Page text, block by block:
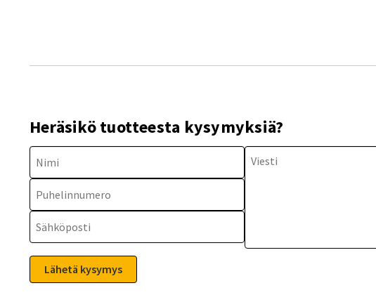
Heräsikö tuotteesta kysymyksiä?